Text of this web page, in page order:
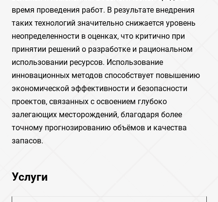
время проведения работ. В результате внедрения
таких технологий значительно снижается уровень
неопределенности в оценках‚ что критично при
принятии решений о разработке и рациональном
использовании ресурсов. Использование
инновационных методов способствует повышению
экономической эффективности и безопасности
проектов‚ связанных с освоением глубоко
залегающих месторождений‚ благодаря более
точному прогнозированию объёмов и качества
запасов.
Услуги